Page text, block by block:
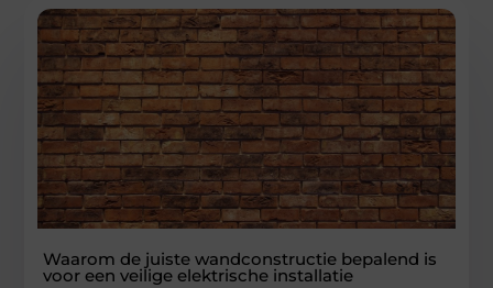
Waarom de juiste wandconstructie bepalend is
voor een veilige elektrische installatie